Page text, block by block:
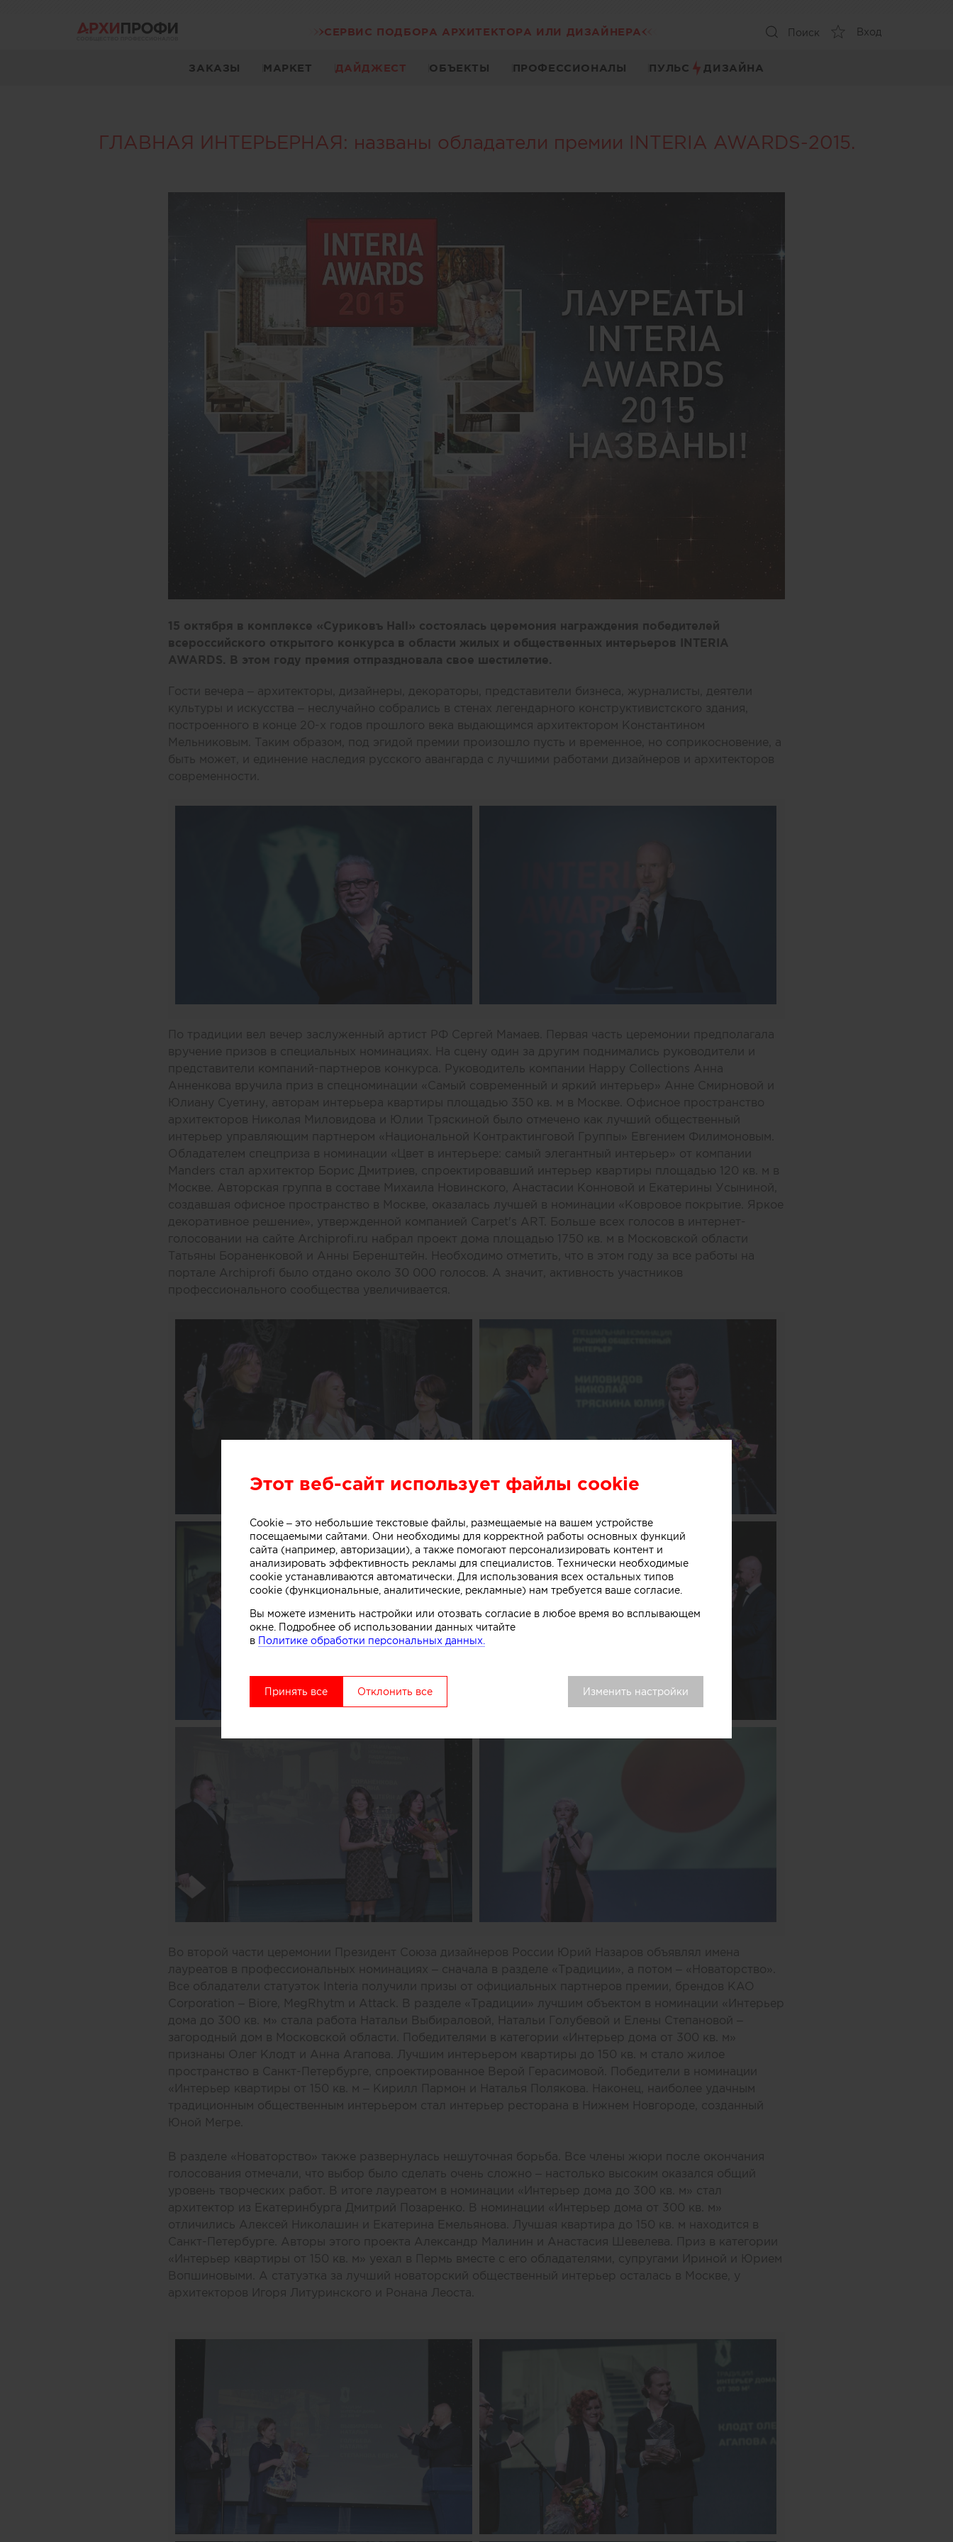
СЕРВИС ПОДБОРА АРХИТЕКТОРА ИЛИ ДИЗАЙНЕРА Поиск Вход
ЗАКАЗЫ МАРКЕТ ДАЙДЖЕСТ ОБЪЕКТЫ ПРОФЕССИОНАЛЫ ПУЛЬС ДИЗАЙНА
ГЛАВНАЯ ИНТЕРЬЕРНАЯ: названы обладатели премии INTERIA AWARDS-2015.
15 октября в комплексе «Суриковъ Hall» состоялась церемония награждения победителей
всероссийского открытого конкурса в области жилых и общественных интерьеров INTERIA
AWARDS. В этом году премия отпраздновала свое шестилетие.
Гости вечера – архитекторы, дизайнеры, декораторы, представители бизнеса, журналисты, деятели
культуры и искусства – неслучайно собрались в стенах легендарного конструктивистского здания,
построенного в конце 20-х годов прошлого века выдающимся архитектором Константином
Мельниковым. Таким образом, под эгидой премии произошло пусть и временное, но соприкосновение, а
быть может, и единение наследия русского авангарда с лучшими работами дизайнеров и архитекторов
современности.
По традиции вел вечер заслуженный артист РФ Сергей Мамаев. Первая часть церемонии предполагала
вручение призов в специальных номинациях. На сцену один за другим поднимались руководители и
представители компаний-партнеров конкурса. Руководитель компании Happy Collections Анна
Анненкова вручила приз в спецноминации «Самый современный и яркий интерьер» Анне Смирновой и
Юлиану Суетину, авторам интерьера квартиры площадью 350 кв. м в Москве. Офисное пространство
архитекторов Николая Миловидова и Юлии Тряскиной было отмечено как лучший общественный
интерьер управляющим партнером «Национальной Контрактинговой Группы» Евгением Филимоновым.
Обладателем спецприза в номинации «Цвет в интерьере: самый элегантный интерьер» от компании
Manders стал архитектор Борис Дмитриев, спроектировавший интерьер квартиры площадью 120 кв. м в
Москве. Авторская группа в составе Михаила Новинского, Анастасии Конновой и Екатерины Усыниной,
создавшая офисное пространство в Москве, оказалась лучшей в номинации «Ковровое покрытие. Яркое
декоративное решение», утвержденной компанией Carpet's ART. Больше всех голосов в интернет-
голосовании на сайте Archiprofi.ru набрал проект дома площадью 1750 кв. м в Московской области
Татьяны Бораненковой и Анны Беренштейн. Необходимо отметить, что в этом году за все работы на
портале Archiprofi было отдано около 30 000 голосов. А значит, активность участников
профессионального сообщества увеличивается.
Во второй части церемонии Президент Союза дизайнеров России Юрий Назаров объявлял имена
лауреатов в профессиональных номинациях – сначала в разделе «Традиции», а потом – «Новаторство».
Все обладатели статуэток Interia получили призы от официальных партнеров премии, брендов KAO
Corporation – Biore, MegRhytm и Attack. В разделе «Традиции» лучшим объектом в номинации «Интерьер
дома до 300 кв. м» стала работа Натальи Выбираловой, Натальи Голубевой и Елены Степановой –
загородный дом в Московской области. Победителями в категории «Интерьер дома от 300 кв. м»
признаны Олег Клодт и Анна Агапова. Лучшим интерьером квартиры до 150 кв. м стало жилое
пространство в Санкт-Петербурге, спроектированное Верой Герасимовой. Победители в номинации
«Интерьер квартиры от 150 кв. м – Кирилл Пармон и Наталья Полякова. Наконец, наиболее удачным
традиционным общественным интерьером стал интерьер ресторана в Нижнем Новгороде, созданный
Юной Мегре.
В разделе «Новаторство» также развернулась нешуточная борьба. Все члены жюри после окончания
голосования отмечали, что выбор было сделать очень сложно – настолько высоким оказался общий
уровень творческих работ. В итоге лауреатом в номинации «Интерьер дома до 300 кв. м» стал
архитектор из Екатеринбурга Дмитрий Позаренко. В номинации «Интерьер дома от 300 кв. м»
отличились Алексей Николашин и Екатерина Емельянова. Лучшая квартира до 150 кв. м находится в
Санкт-Петербурге. Авторы этого проекта Александр Малинин и Анастасия Шевелева. Приз в категории
«Интерьер квартиры от 150 кв. м» уехал в Пермь вместе с его обладателями, супругами Ириной и Юрием
Вопшиновыми. А статуэтка за лучший новаторский общественный интерьер осталась в Москве, у
архитекторов Игоря Литуринского и Ронана Леоста.
Этот веб-сайт использует файлы cookie
Cookie – это небольшие текстовые файлы, размещаемые на вашем устройстве
посещаемыми сайтами. Они необходимы для корректной работы основных функций
сайта (например, авторизации), а также помогают персонализировать контент и
анализировать эффективность рекламы для специалистов. Технически необходимые
cookie устанавливаются автоматически. Для использования всех остальных типов
cookie (функциональные, аналитические, рекламные) нам требуется ваше согласие.
Вы можете изменить настройки или отозвать согласие в любое время во всплывающем
окне. Подробнее об использовании данных читайте
в Политике обработки персональных данных.
Принять все Отклонить все Изменить настройки